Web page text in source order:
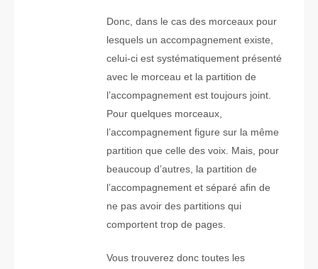
Donc, dans le cas des morceaux pour
lesquels un accompagnement existe,
celui-ci est systématiquement présenté
avec le morceau et la partition de
l’accompagnement est toujours joint.
Pour quelques morceaux,
l’accompagnement figure sur la même
partition que celle des voix. Mais, pour
beaucoup d’autres, la partition de
l’accompagnement et séparé afin de
ne pas avoir des partitions qui
comportent trop de pages.
Vous trouverez donc toutes les